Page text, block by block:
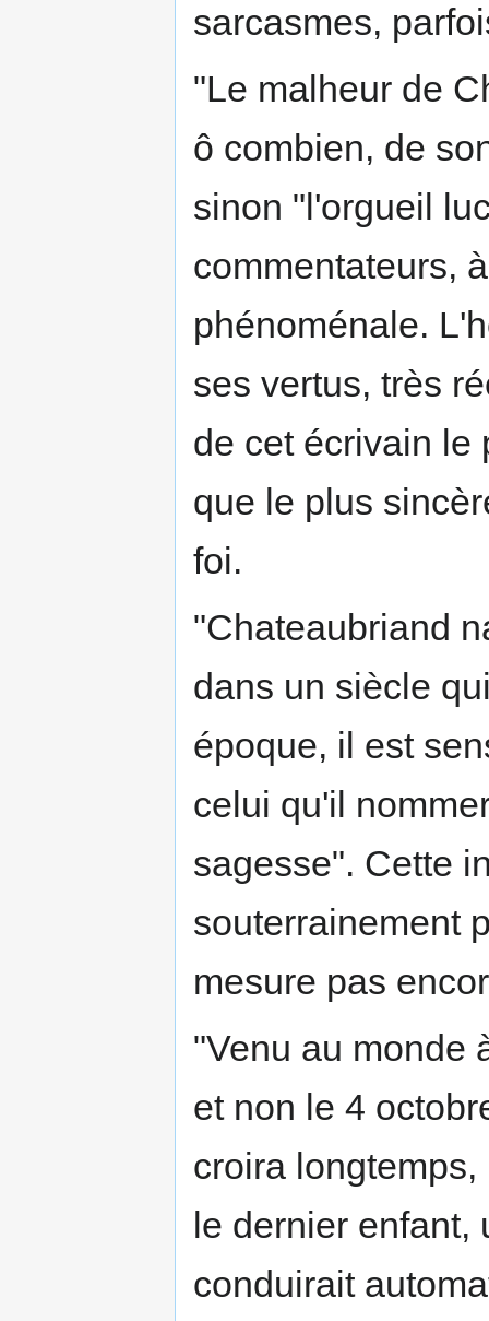
sarcasmes,
"Le malheur de
ô combien, de
sinon "l'orgueil
commentateurs,
phénoménale.
ses vertus, très
de cet écrivain le
que le plus
foi.
"Chateaubriand
dans un siècle
époque, il est
celui qu'il
sagesse". Cette
souterrainement
mesure pas
"Venu au monde
et non le 4
croira
le dernier enfant,
conduirait